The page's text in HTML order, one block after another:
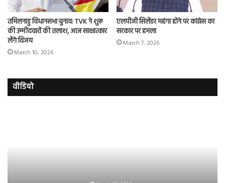
तमिलनाडु विधानसभा चुनाव: TVK ने शुरू
की उम्मीदवारों की तलाश, आज साक्षात्कार
लेंगे विजय
March 10, 2026
एलपीजी सिलेंडर महंगा होने पर कांग्रेस का
सरकार पर हमला
March 7, 2026
वीडियो